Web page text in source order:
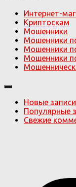
Интернет-
Криптоскам
Мошенники
Мошенники
Мошенники
Мошенники
Новые записи
Популярные
Свежие